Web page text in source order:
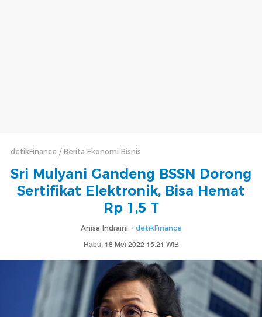
detikFinance Berita Ekonomi Bisnis
Sri Mulyani Gandeng BSSN Dorong
Sertifikat Elektronik, Bisa Hemat
Rp 1,5 T
Anisa Indraini - detikFinance
Rabu, 18 Mei 2022 15:21 WIB